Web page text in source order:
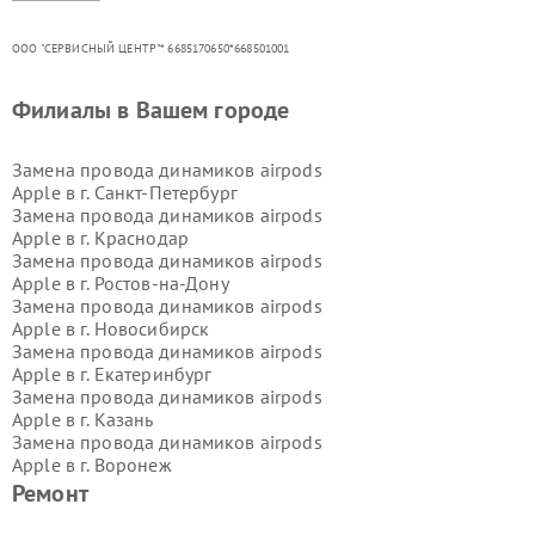
ООО "СЕРВИСНЫЙ ЦЕНТР"* 6685170650*668501001
Ремонт
Филиалы в Вашем городе
Замена провода динамиков airpods
Apple в г. Санкт-Петербург
Замена провода динамиков airpods
Apple в г. Краснодар
Замена провода динамиков airpods
Apple в г. Ростов-на-Дону
Замена провода динамиков airpods
Apple в г. Новосибирск
Замена провода динамиков airpods
Apple в г. Екатеринбург
Замена провода динамиков airpods
Apple в г. Казань
Замена провода динамиков airpods
Apple в г. Воронеж
Замена провода динамиков airpods